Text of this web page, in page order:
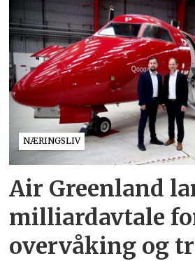
NÆRINGSLIV
Air Greenland
milliardavtale
overvåking og